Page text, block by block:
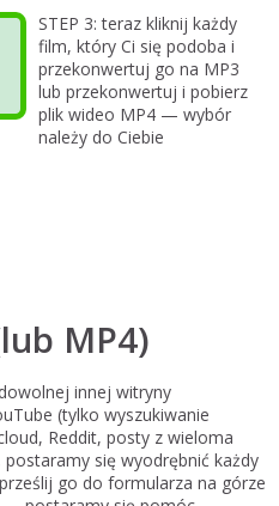
STEP 3: teraz kliknij każdy
film, który Ci się podoba i
przekonwertuj go na MP3
lub przekonwertuj i pobierz
plik wideo MP4 — wybór
należy do Ciebie
MP4)
innej witryny
(tylko wyszukiwanie
Reddit, posty z wieloma
się wyodrębnić każdy
go do formularza na górze